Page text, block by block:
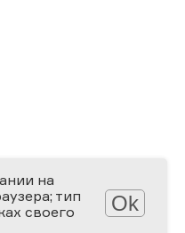
на
тип
своего
Ok